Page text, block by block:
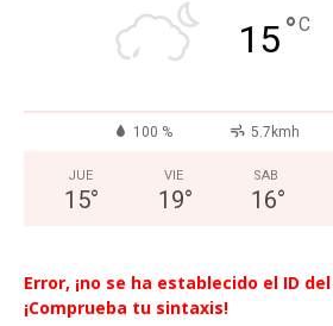
15°C
100 % 5.7kmh
JUE
15°
VIE
19°
SAB
16°
Error, ¡no se ha establecido el ID
¡Comprueba tu sintaxis!